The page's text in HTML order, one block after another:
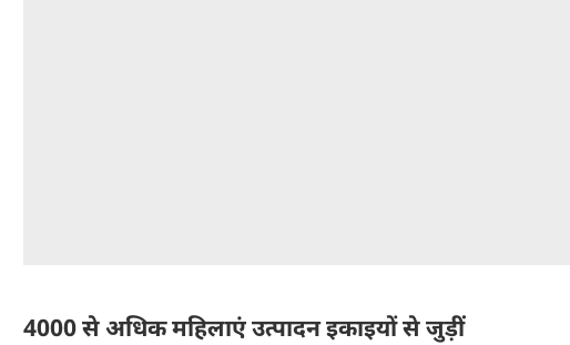
4000 से अधिक महिलाएं उत्पादन इकाइयों से जुड़ीं